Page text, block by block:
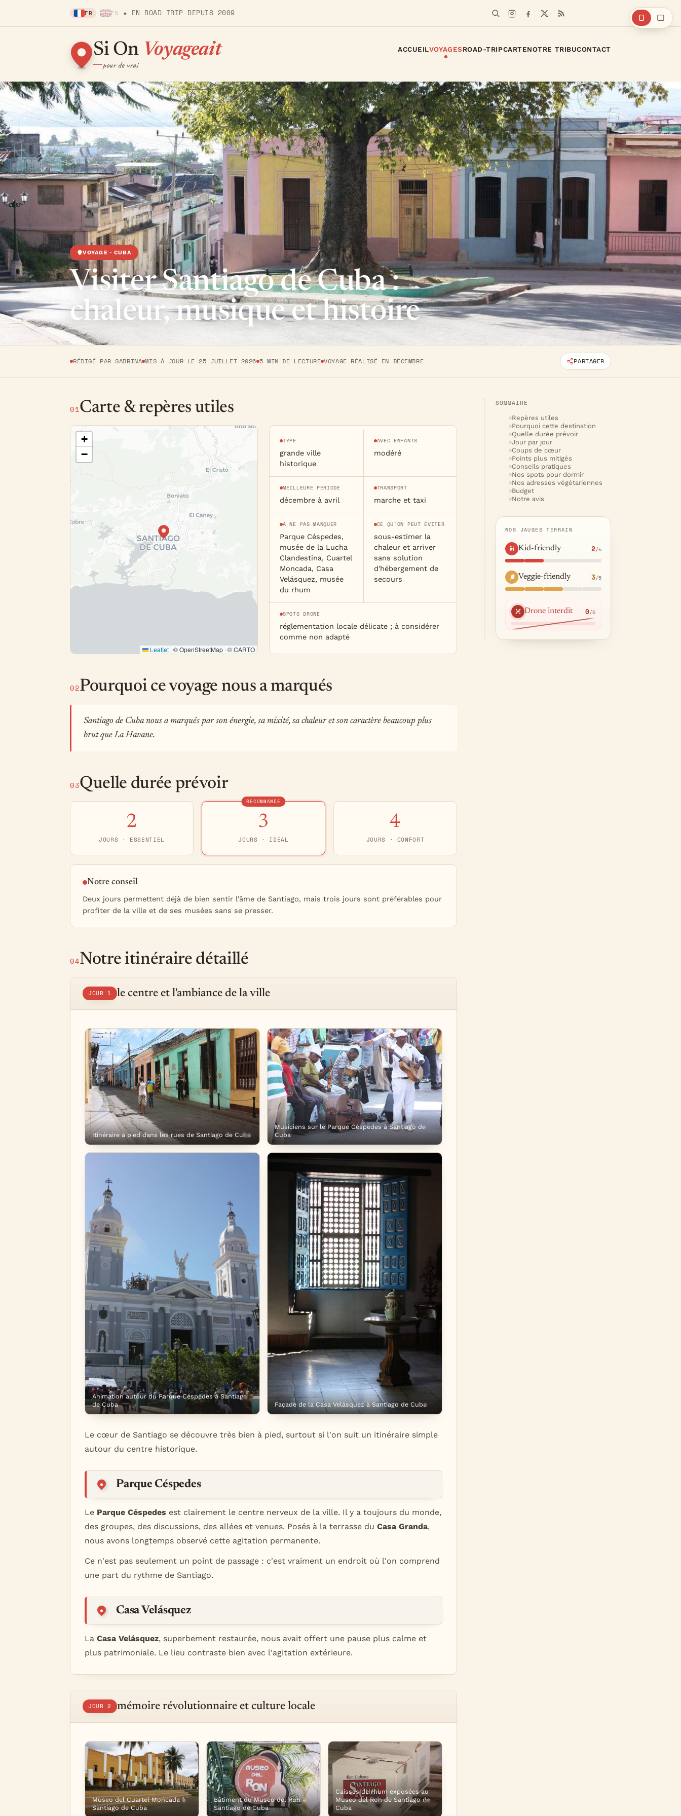
FR EN ★ EN ROAD TRIP DEPUIS 2009 Rechercher
Si On Voyageait
pour de vrai
ACCUEILVOYAGESROAD-TRIPCARTENOTRE TRIBUCONTACT
VOYAGE · CUBA
Visiter Santiago de Cuba :
chaleur, musique et histoire
RÉDIGÉ PAR SABRINA MIS À JOUR LE 25 JUILLET 2026 5 MIN DE LECTURE VOYAGE RÉALISÉ EN DÉCEMBRE PARTAGER
SOMMAIRE
Repères utiles
Pourquoi cette destination
Quelle durée prévoir
Jour par jour
Coups de cœur
Points plus mitigés
Conseils pratiques
Nos spots pour dormir
Nos adresses végétariennes
Budget
Notre avis
NOS JAUGES TERRAIN
Kid-friendly 2/5
Veggie-friendly 3/5
Drone interdit 0/5
01Carte & repères utiles
+
−
Leaflet | © OpenStreetMap · © CARTO
TYPE
grande ville
historique
AVEC ENFANTS
modéré
MEILLEURE PÉRIODE
décembre à avril
TRANSPORT
marche et taxi
À NE PAS MANQUER
Parque Céspedes,
musée de la Lucha
Clandestina, Cuartel
Moncada, Casa
Velásquez, musée
du rhum
CE QU'ON PEUT ÉVITER
sous-estimer la
chaleur et arriver
sans solution
d'hébergement de
secours
SPOTS DRONE
réglementation locale délicate ; à considérer
comme non adapté
02Pourquoi ce voyage nous a marqués
Santiago de Cuba nous a marqués par son énergie, sa mixité, sa chaleur et son caractère beaucoup plus
brut que La Havane.
03Quelle durée prévoir
2
JOURS · ESSENTIEL
RECOMMANDÉ
3
JOURS · IDÉAL
4
JOURS · CONFORT
Notre conseil
Deux jours permettent déjà de bien sentir l'âme de Santiago, mais trois jours sont préférables pour
profiter de la ville et de ses musées sans se presser.
04Notre itinéraire détaillé
JOUR 1 le centre et l'ambiance de la ville
Itinéraire à pied dans les rues de Santiago de Cuba
Musiciens sur le Parque Céspedes à Santiago de
Cuba
Animation autour du Parque Céspedes à Santiago
de Cuba
Façade de la Casa Velásquez à Santiago de Cuba
Le cœur de Santiago se découvre très bien à pied, surtout si l'on suit un itinéraire simple
autour du centre historique.
Parque Céspedes
Le Parque Céspedes est clairement le centre nerveux de la ville. Il y a toujours du monde,
des groupes, des discussions, des allées et venues. Posés à la terrasse du Casa Granda,
nous avons longtemps observé cette agitation permanente.
Ce n'est pas seulement un point de passage : c'est vraiment un endroit où l'on comprend
une part du rythme de Santiago.
Casa Velásquez
La Casa Velásquez, superbement restaurée, nous avait offert une pause plus calme et
plus patrimoniale. Le lieu contraste bien avec l'agitation extérieure.
JOUR 2 mémoire révolutionnaire et culture locale
Museo del Cuartel Moncada à
Santiago de Cuba
Bâtiment du Museo del Ron à
Santiago de Cuba
Caisses de rhum exposées au
Museo del Ron de Santiago de
Cuba